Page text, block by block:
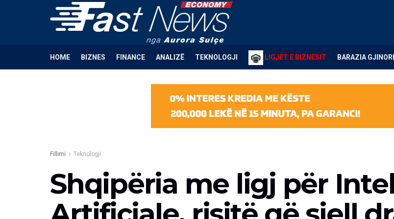
HOME BIZNES FINANCE ANALIZË TEKNOLOGJI LIGJET E BIZNESIT BARAZIA
Fillimi Teknologji
Shqipëria me ligj për